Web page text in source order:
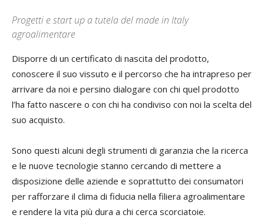
Progetti e start up a tutela del made in Italy
agroalimentare
Disporre di un certificato di nascita del prodotto,
conoscere il suo vissuto e il percorso che ha intrapreso per
arrivare da noi e persino dialogare con chi quel prodotto
l’ha fatto nascere o con chi ha condiviso con noi la scelta del
suo acquisto.
Sono questi alcuni degli strumenti di garanzia che la ricerca
e le nuove tecnologie stanno cercando di mettere a
disposizione delle aziende e soprattutto dei consumatori
per rafforzare il clima di fiducia nella filiera agroalimentare
e rendere la vita più dura a chi cerca scorciatoie.